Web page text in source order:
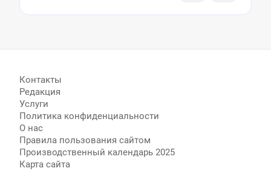
Контакты
Редакция
Услуги
Политика конфиденциальности
О нас
Правила пользования сайтом
Производственный календарь 2025
Карта сайта